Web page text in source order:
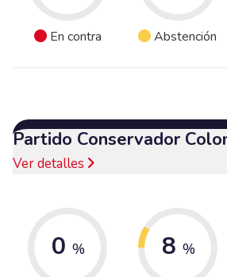
En contra Abstención
Partido Conservador
Ver detalles
0 % 8 %